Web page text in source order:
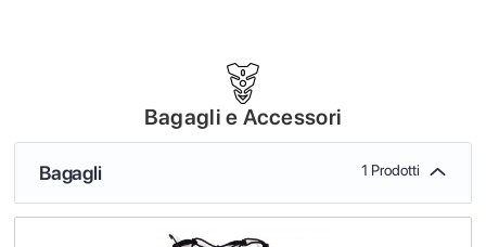
Bagagli e Accessori
Bagagli 1 Prodotti